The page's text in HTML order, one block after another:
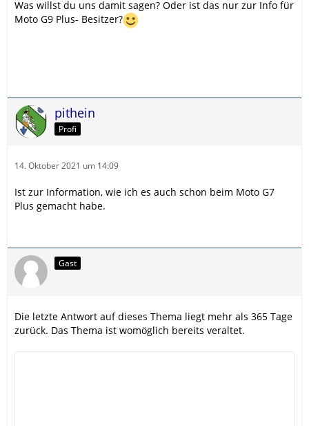
Was willst du uns damit sagen? Oder ist das nur zur Info für
Moto G9 Plus- Besitzer?
pithein
Profi
14. Oktober 2021 um 14:09
Ist zur Information, wie ich es auch schon beim Moto G7
Plus gemacht habe.
Gast
Die letzte Antwort auf dieses Thema liegt mehr als 365 Tage
zurück. Das Thema ist womöglich bereits veraltet.